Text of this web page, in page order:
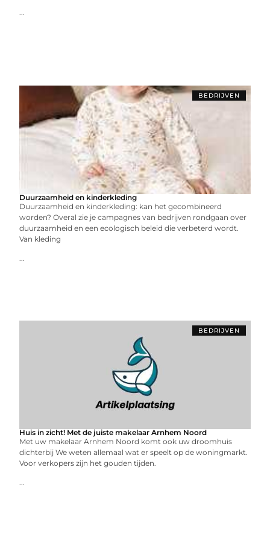
...
BEDRIJVEN
Duurzaamheid en kinderkleding
Duurzaamheid en kinderkleding: kan het gecombineerd
worden? Overal zie je campagnes van bedrijven rondgaan over
duurzaamheid en een ecologisch beleid die verbeterd wordt.
Van kleding
...
BEDRIJVEN
Huis in zicht! Met de juiste makelaar Arnhem Noord
Met uw makelaar Arnhem Noord komt ook uw droomhuis
dichterbij We weten allemaal wat er speelt op de woningmarkt.
Voor verkopers zijn het gouden tijden.
...